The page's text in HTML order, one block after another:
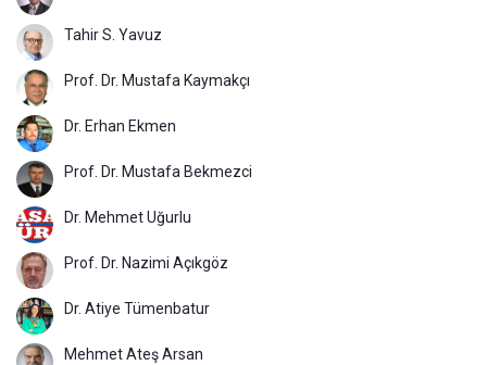
Tahir S. Yavuz
Prof. Dr. Mustafa Kaymakçı
Dr. Erhan Ekmen
Prof. Dr. Mustafa Bekmezci
Dr. Mehmet Uğurlu
Prof. Dr. Nazimi Açıkgöz
Dr. Atiye Tümenbatur
Mehmet Ateş Arsan